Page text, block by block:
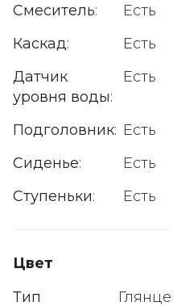
Смеситель:
Есть
Каскад:
Есть
Датчик
уровня воды:
Есть
Подголовник: Есть
Сиденье:
Есть
Ступеньки: Есть
Цвет
Тип